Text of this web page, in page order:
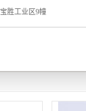
胜工业区9幢